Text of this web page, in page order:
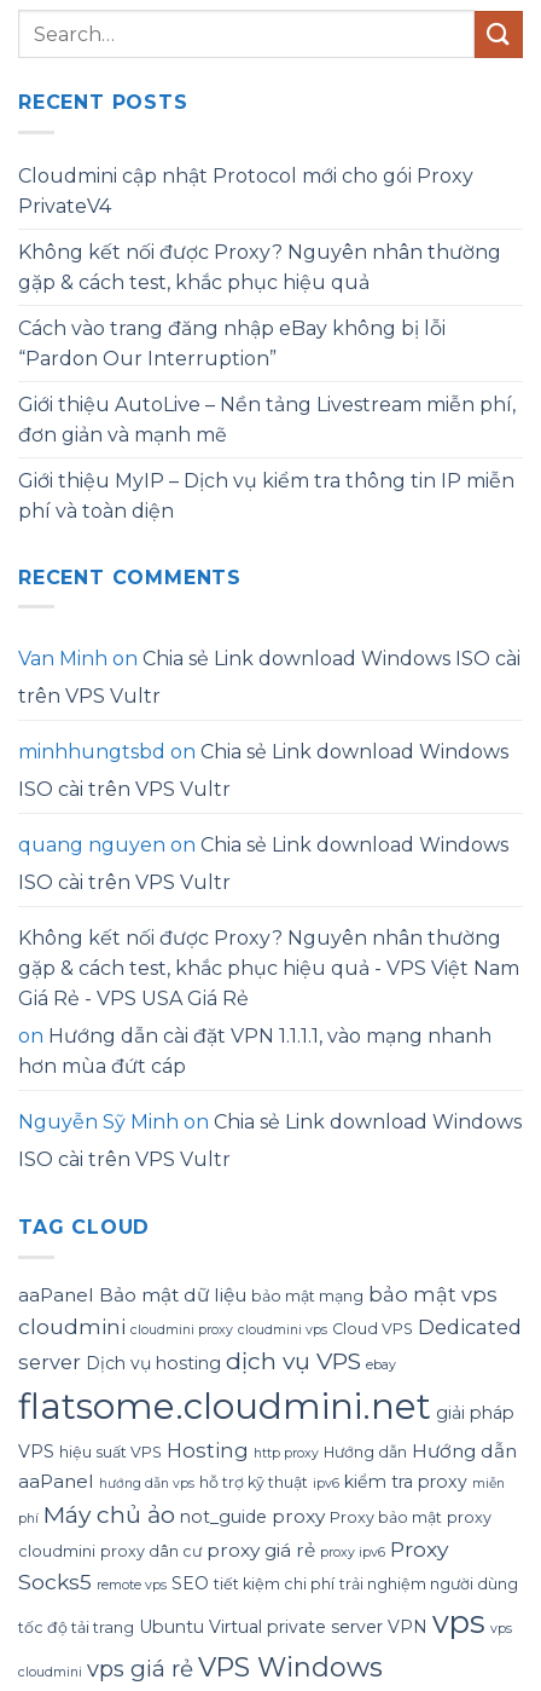
RECENT POSTS
Cloudmini cập nhật Protocol mới cho gói Proxy
PrivateV4
Không kết nối được Proxy? Nguyên nhân thường
gặp & cách test, khắc phục hiệu quả
Cách vào trang đăng nhập eBay không bị lỗi
“Pardon Our Interruption”
Giới thiệu AutoLive – Nền tảng Livestream miễn phí,
đơn giản và mạnh mẽ
Giới thiệu MyIP – Dịch vụ kiểm tra thông tin IP miễn
phí và toàn diện
RECENT COMMENTS
Van Minh on Chia sẻ Link download Windows ISO cài
trên VPS Vultr
minhhungtsbd on Chia sẻ Link download Windows
ISO cài trên VPS Vultr
quang nguyen on Chia sẻ Link download Windows
ISO cài trên VPS Vultr
Không kết nối được Proxy? Nguyên nhân thường
gặp & cách test, khắc phục hiệu quả - VPS Việt Nam
Giá Rẻ - VPS USA Giá Rẻ
on Hướng dẫn cài đặt VPN 1.1.1.1, vào mạng nhanh
hơn mùa đứt cáp
Nguyễn Sỹ Minh on Chia sẻ Link download Windows
ISO cài trên VPS Vultr
TAG CLOUD
aaPanel Bảo mật dữ liệu bảo mật mạng bảo mật vps
cloudmini cloudmini proxy cloudmini vps Cloud VPS Dedicated
server Dịch vụ hosting dịch vụ VPS ebay
flatsome.cloudmini.net giải pháp
VPS hiệu suất VPS Hosting http proxy Hướng dẫn Hướng dẫn
aaPanel hướng dẫn vps hỗ trợ kỹ thuật ipv6 kiểm tra proxy miễn
phí Máy chủ ảo not_guide proxy Proxy bảo mật proxy
cloudmini proxy dân cư proxy giá rẻ proxy ipv6 Proxy
Socks5 remote vps SEO tiết kiệm chi phí trải nghiệm người dùng
tốc độ tải trang Ubuntu Virtual private server VPN vps vps
cloudmini vps giá rẻVPS Windows